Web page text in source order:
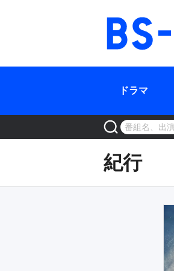
ドラマ
紀行